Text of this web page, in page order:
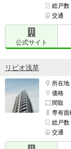
街自体の治安が
方に女性一人で
管理面で良い点
現時点ではマン
駐スタッフさん
総戸数
交通
公式サイト
リビオ浅草
所在地
価格
間取
専有面
総戸数
交通